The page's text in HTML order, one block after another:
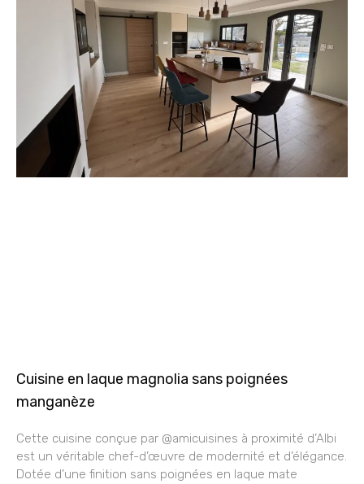
Cuisine en laque magnolia sans poignées
manganèze
Cette cuisine conçue par @amicuisines à proximité d’Albi
est un véritable chef-d’œuvre de modernité et d’élégance.
Dotée d’une finition sans poignées en laque mate